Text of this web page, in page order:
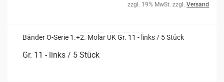
zzgl. 19% MwSt. zzgl. Versand
Bän­der O-​Serie 1.+2. Molar UK Gr. 11 - links / 5 Stück
Gr. 11 - links / 5 Stück